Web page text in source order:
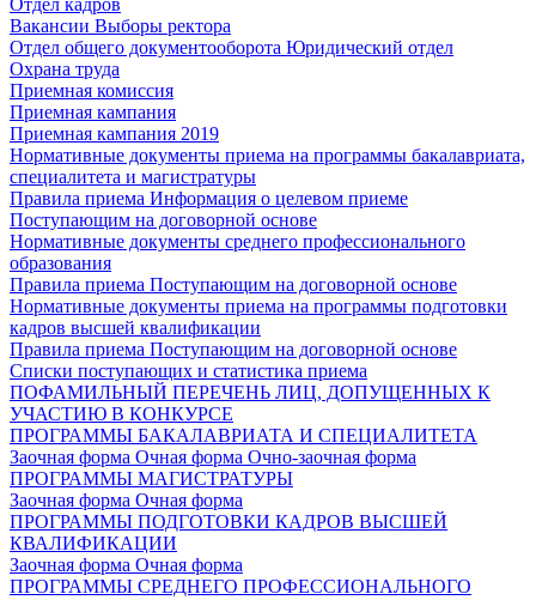
Вакансии Выборы ректора
Отдел общего документооборота Юридический отдел
Охрана труда
Приемная комиссия
Приемная кампания
Приемная кампания 2019
Нормативные документы приема на программы бакалавриата,
специалитета и магистратуры
Правила приема Информация о целевом приеме
Поступающим на договорной основе
Нормативные документы среднего профессионального
образования
Правила приема Поступающим на договорной основе
Нормативные документы приема на программы подготовки
кадров высшей квалификации
Правила приема Поступающим на договорной основе
Списки поступающих и статистика приема
ПОФАМИЛЬНЫЙ ПЕРЕЧЕНЬ ЛИЦ, ДОПУЩЕННЫХ К
УЧАСТИЮ В КОНКУРСЕ
ПРОГРАММЫ БАКАЛАВРИАТА И СПЕЦИАЛИТЕТА
Заочная форма Очная форма Очно-заочная форма
ПРОГРАММЫ МАГИСТРАТУРЫ
Заочная форма Очная форма
ПРОГРАММЫ ПОДГОТОВКИ КАДРОВ ВЫСШЕЙ
КВАЛИФИКАЦИИ
Заочная форма Очная форма
ПРОГРАММЫ СРЕДНЕГО ПРОФЕССИОНАЛЬНОГО